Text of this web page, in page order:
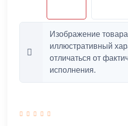
Изображение
иллюстративный
отличаться от
исполнения.